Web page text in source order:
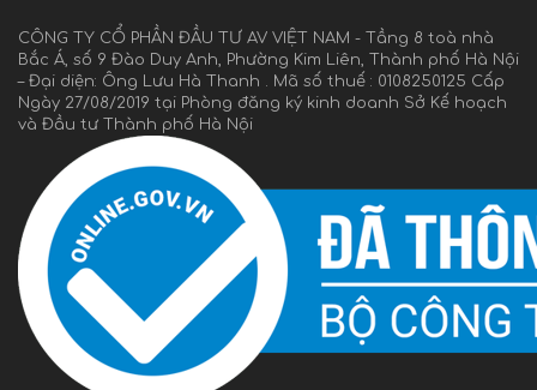
CÔNG TY CỔ PHẦN ĐẦU TƯ AV VIỆT NAM - Tầng 8 toà nhà
Bắc Á, số 9 Đào Duy Anh, Phường Kim Liên, Thành phố Hà Nội
– Đại diện: Ông Lưu Hà Thanh . Mã số thuế : 0108250125 Cấp
Ngày 27/08/2019 tại Phòng đăng ký kinh doanh Sở Kế hoạch
và Đầu tư Thành phố Hà Nội